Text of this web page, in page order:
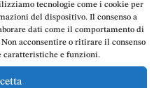
tecnologie come i cookie per
del dispositivo. Il consenso a
dati come il comportamento di
acconsentire o ritirare il consenso
caratteristiche e funzioni.